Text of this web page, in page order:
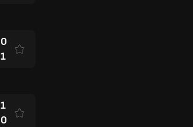
0
1
1
0